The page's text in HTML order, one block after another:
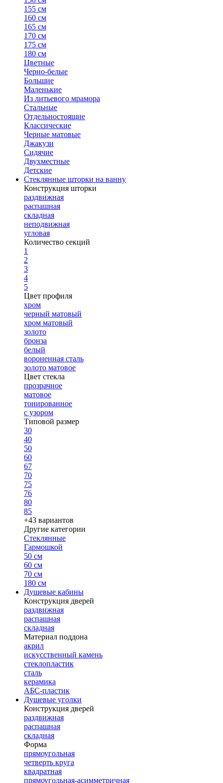
155 см
160 см
165 см
170 см
175 см
180 см
Цветные
Черно-белые
Большие
Маленькие
Из литьевого мрамора
Стальные
Отдельностоящие
Классические
Черные матовые
Джакузи
Сидячие
Двухместные
Детские
Стеклянные шторки на ванну
Конструкция шторки
раздвижная
распашная
складная
неподвижная
угловая
Количество секций
1
2
3
4
5
Цвет профиля
хром
черный матовый
хром матовый
золото
бронза
белый
вороненная сталь
золото матовое
Цвет стекла
прозрачное
матовое
тонированное
с узором
Типовой размер
30
40
50
60
67
70
75
76
80
85
+43 вариантов
Другие категории
Стеклянные
Гармошкой
50 см
60 см
70 см
180 см
Душевые кабины
Конструкция дверей
раздвижная
распашная
складная
Материал поддона
акрил
искусственный камень
стеклопластик
сталь
керамика
АБС-пластик
Душевые уголки
Конструкция дверей
раздвижная
распашная
складная
Форма
прямоугольная
четверть круга
квадратная
прямоугольная-асимметричная